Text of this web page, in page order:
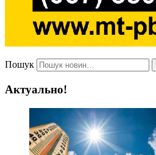
Пошук
Актуально!